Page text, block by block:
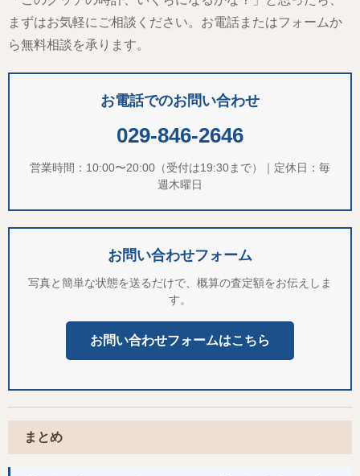
まずはお気軽にご相談ください。お電話またはフォームか
ら無料相談を承ります。
お電話でのお問い合わせ
029-846-2646
営業時間：10:00〜20:00（受付は19:30まで）｜定休日：毎
週木曜日
お問い合わせフォーム
写真と簡単な状態を送るだけで、概算の査定額をお伝えしま
す。
お問い合わせフォームはこちら
まとめ